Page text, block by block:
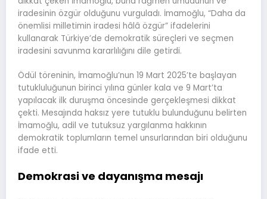
iradesinin özgür olduğunu vurguladı. İmamoğlu, “Daha da
önemlisi milletimin iradesi hâlâ özgür” ifadelerini
kullanarak Türkiye’de demokratik süreçleri ve seçmen
iradesini savunma kararlılığını dile getirdi.
Ödül töreninin, İmamoğlu’nun 19 Mart 2025’te başlayan
tutukluluğunun birinci yılına günler kala ve 9 Mart’ta
yapılacak ilk duruşma öncesinde gerçekleşmesi dikkat
çekti. Mesajında haksız yere tutuklu bulunduğunu belirten
İmamoğlu, adil ve tutuksuz yargılanma hakkının
demokratik toplumların temel unsurlarından biri olduğunu
ifade etti.
Demokrasi ve dayanışma mesajı